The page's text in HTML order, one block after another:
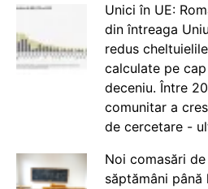
Unici în UE:
din întreaga
redus
calculate pe
deceniu. Între
comunitar a
de cercetare -
Noi comasări
săptămâni până